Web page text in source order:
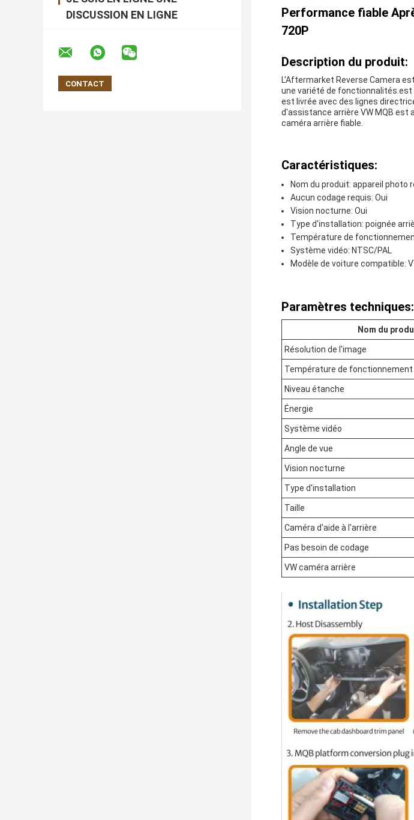
DISCUSSION EN LIGNE
Performance fiable
720P
Description du produit:
L'Aftermarket Reverse Camera
une variété de fonctionnalités.est
est livrée avec des lignes
d'assistance arrière VW MQB est
caméra arrière fiable.
Caractéristiques:
Nom du produit: appareil photo
Aucun codage requis: Oui
Vision nocturne: Oui
Type d'installation: poignée
Température de
Système vidéo: NTSC/PAL
Modèle de voiture compatible:
Paramètres techniques:
Nom du
Résolution de l'image
Température de fonctionnement
Niveau étanche
Énergie
Système vidéo
Angle de vue
Vision nocturne
Type d'installation
Taille
Caméra d'aide à l'arrière
Pas besoin de codage
VW caméra arrière